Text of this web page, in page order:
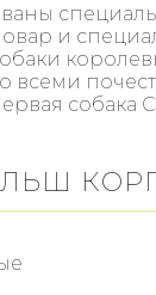
и
всеми
собака